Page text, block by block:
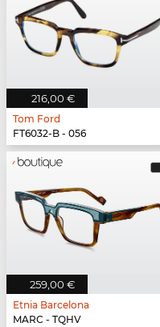
216,00 €
Tom Ford
FT6032-B - 056
259,00 €
Etnia Barcelona
MARC - TQHV